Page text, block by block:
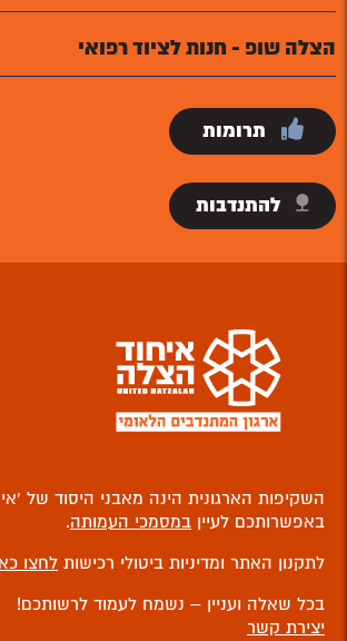
הצלה שופ - חנות לציוד רפואי
תרומות
להתנדבות
השקיפות הארגונית הינה מאבני היסוד של
באפשרותכם לעיין במסמכי העמותה.
לתקנון האתר ומדיניות ביטולי רכישות לחצו
בכל שאלה ועניין – נשמח לעמוד לרשותכם!
יצירת קשר